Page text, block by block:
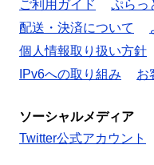
ご利用ガイド
ぷらっ
配送・決済について
個人情報取り扱い方針
IPv6への取り組み
お
ソーシャルメディア
Twitter公式アカウント